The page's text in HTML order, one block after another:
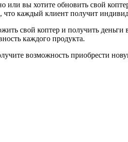
или вы хотите обновить свой
что каждый клиент получит
свой коптер и получить
каждого продукта.
возможность приобрести